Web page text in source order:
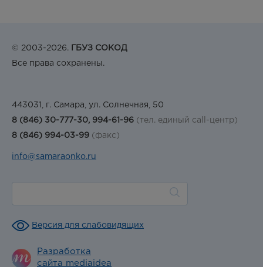
© 2003-2026. ГБУЗ СОКОД
Все права сохранены.
443031, г. Самара, ул. Солнечная, 50
8 (846) 30-777-30, 994-61-96 (тел. единый call-центр)
8 (846) 994-03-99 (факс)
info@samaraonko.ru
Версия для слабовидящих
Разработка
сайта mediaidea